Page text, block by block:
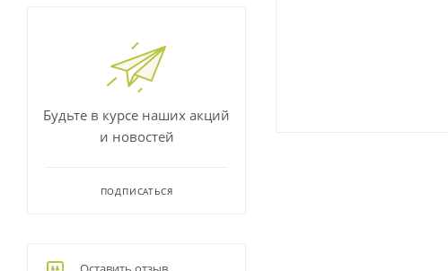
Будьте в курсе наших акций
и новостей
ПОДПИСАТЬСЯ